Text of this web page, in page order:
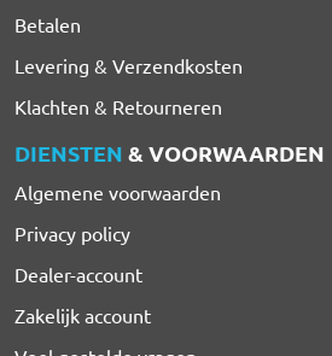
Betalen
Levering & Verzendkosten
Klachten & Retourneren
DIENSTEN & VOORWAARDEN
Algemene voorwaarden
Privacy policy
Dealer-account
Zakelijk account